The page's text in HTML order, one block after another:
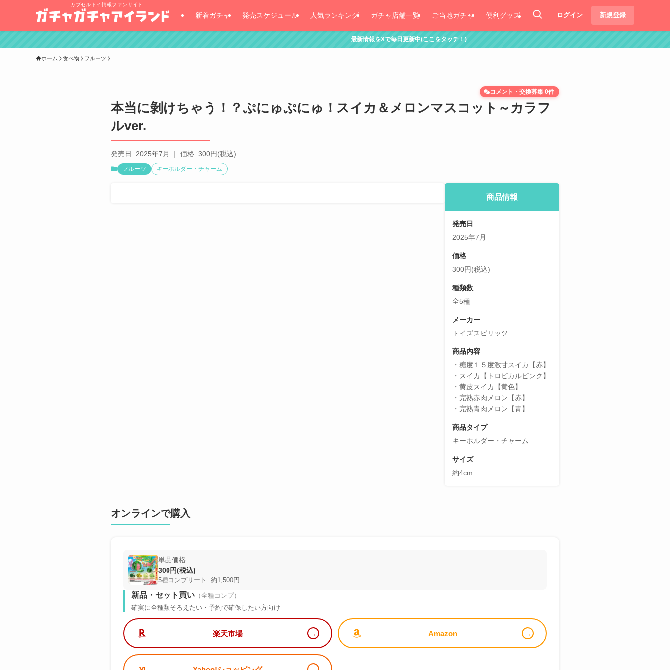
カプセルトイ情報ファンサイト
新着ガチャ 発売スケジュール 人気ランキング ガチャ店舗一覧 ご当地ガチャ 便利グッズ ログイン 新規登録
最新情報をXで毎日更新中(ここをタッチ！)
ホーム 食べ物 フルーツ
本当に剝けちゃう！？ぷにゅぷにゅ！スイカ＆メロンマスコット～カラフ
ルver.
コメント・交換募集 0件
発売日: 2025年7月 ｜ 価格: 300円(税込)
フルーツ キーホルダー・チャーム
商品情報
発売日
2025年7月
価格
300円(税込)
種類数
全5種
メーカー
トイズスピリッツ
商品内容
・糖度１５度激甘スイカ【赤】
・スイカ【トロピカルピンク】
・黄皮スイカ【黄色】
・完熟赤肉メロン【赤】
・完熟青肉メロン【青】
商品タイプ
キーホルダー・チャーム
サイズ
約4cm
オンラインで購入
単品価格:
300円(税込)
5種コンプリート: 約1,500円
新品・セット買い （全種コンプ）
確実に全種類そろえたい・予約で確保したい方向け
楽天市場 Amazon